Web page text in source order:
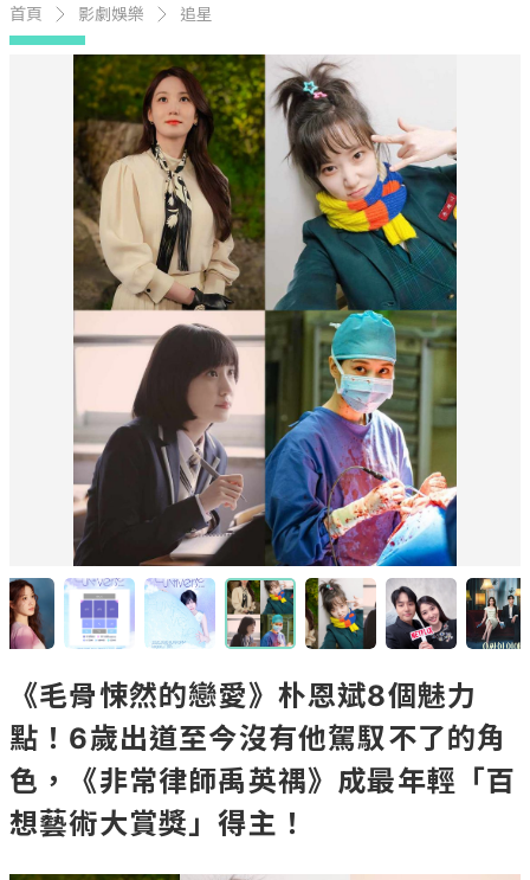
首頁 影劇娛樂 追星
《毛骨悚然的戀愛》朴恩斌8個魅力
點！6歲出道至今沒有他駕馭不了的角
色，《非常律師禹英禑》成最年輕「百
想藝術大賞獎」得主！